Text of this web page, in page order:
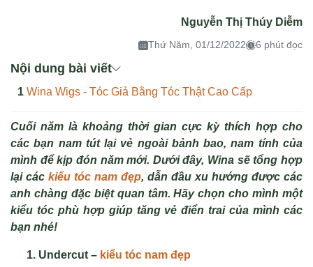
Nguyễn Thị Thúy Diễm
Thứ Năm, 01/12/2022 6 phút đọc
Nội dung bài viết
Wina Wigs - Tóc Giả Bằng Tóc Thật Cao Cấp
Cuối năm là khoảng thời gian cực kỳ thích hợp cho
các bạn nam tút lại vẻ ngoài bảnh bao, nam tính của
mình để kịp đón năm mới. Dưới đây, Wina sẽ tổng hợp
lại các kiểu tóc nam đẹp, dẫn đầu xu hướng được các
anh chàng đặc biệt quan tâm. Hãy chọn cho mình một
kiểu tóc phù hợp giúp tăng vẻ điển trai của mình các
bạn nhé!
Undercut – kiểu tóc nam đẹp